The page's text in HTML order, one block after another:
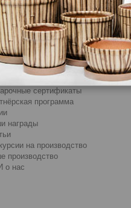
сертификаты
программа
награды
на производство
производство
о нас